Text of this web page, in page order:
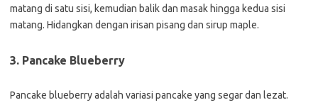
matang di satu sisi, kemudian balik dan masak hingga kedua sisi
matang. Hidangkan dengan irisan pisang dan sirup maple.
3. Pancake Blueberry
Pancake blueberry adalah variasi pancake yang segar dan lezat.